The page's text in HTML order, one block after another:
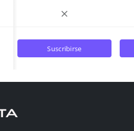
suscribirse